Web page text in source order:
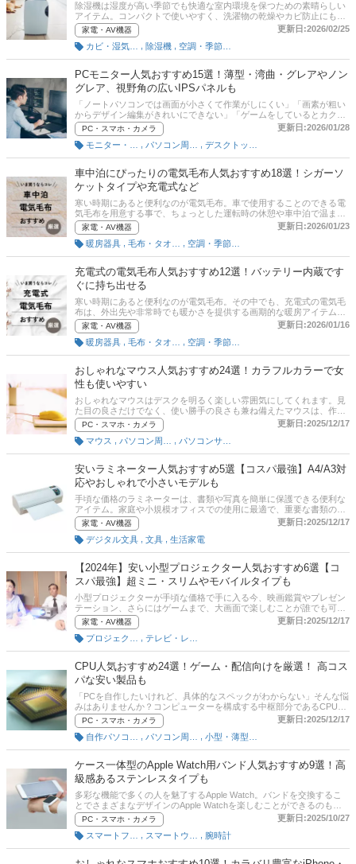
除湿機は湿度が高い季節でも快適な室内環境を保つための素晴らしい
アイテム。コンパクトで使いやすく、洗濯物の乾燥やカビ防止にも効
果的です。また、手頃な価格の商品であれば、一人暮らしにもぴった
り。そこでこの記事では、安い除湿機に注目しおすすめ商品を紹介し
ます。シャープやアイリスオーヤマなど人気メーカーの商品を中心に
ピックアップしました。後半には、比較一覧表や通販サイトの最新人
気ランキングもあるので、売れ筋や口コミとあわせてチェックしてみ
てください。
家電・AV機器
更新日:2026/02/25
除湿機
PCモニター人気おすすめ15選！薄型・湾曲・グレアやノン
グレア、視野角の広いIPSパネルも
「ノートパソコンでは画面が小さくて作業がしにくい」「画素が粗い
からデザイン編集がきれいにできない」「ゲームをしているとカクカ
クすることがある」上記のような点に悩み、新しいモニターの購入を
考えてはいませんか。実は、PCモニターは、大きく「PCモニター
（スタンダードモデル）」「4Kモニター」「ゲーミングモニター」の
3種類に分かれ、使用目的とモニターの基礎知識をおさえれば、使い
やすいモニターを選ぶことは難しくないんです。本記事では、IT・デ
ジタルライターの中山一弘さん取材のもと、薄型・湾曲・グレアやノ
ングレア、視野角の広いIPSパネルといったPCモニターの種類ごとの
選び方、そしておすすめ商品をご紹介。モニターの種類ごとの特徴を
比べつつ、画面サイズや解像度、液晶パネルの種類まで基礎知識を解
説後、種類別におすすめ商品を紹介しているので、納得感のある商品
選びができるはず。ぜひ本記事を参考に、自分にピッタリのPCモニタ
ーを見つけてくださいね。
PC・スマホ・カメラ
更新日:2026/01/28
車中泊にぴったりの電気毛布人気おすすめ18選！シガーソ
ケットタイプや充電式など
寒い時期にあると便利なのが電気毛布。車で使用することのできる電
気毛布を用意する事で、ちょっとした運転時の休憩や車中泊で温まる
ことができます。この記事では、車中泊にぴったりの電気毛布の魅力
とおすすめ商品を紹介します。この記事では、シガーソケットタイプ
やバッテリー内蔵の充電式、USB給電タイプの電気毛布を厳選したの
で参考にしてください。後半には、比較一覧表や通販サイトの最新人
気ランキングもあるので、売れ筋や口コミとあわせてチェックしてみ
ましょう。
家電・AV機器
更新日:2026/01/23
暖房器具
充電式の電気毛布人気おすすめ12選！バッテリー内蔵です
ぐに持ち出せる
寒い時期にあると便利なのが電気毛布。その中でも、充電式の電気毛
布は、外出先や非常時でも暖かさを提供する画期的な暖房アイテム。
バッテリーを内蔵しているので電気毛布だけを外に持ち出して使用す
る事ができます。この記事では、充電式の電気毛布の魅力とおすすめ
商品を厳選したので参考にしてください。アイリスオーヤマなどの人
気メーカーもピックアップ。後半には、比較一覧表や通販サイトの最
新人気ランキングもあるので、売れ筋や口コミとあわせてチェックし
てみましょう。
家電・AV機器
更新日:2026/01/16
暖房器具
おしゃれなマウス人気おすすめ24選！カラフルカラーで女
性も使いやすい
おしゃれなマウスはデスクを明るく楽しい雰囲気にしてくれます。見
た目の良さだけでなく、使い勝手の良さも兼ね備えたマウスは、作業
効率を上げてくれるだけでなく、気分も上げてくれる素敵なアイテム
です。この記事では、おしゃれなマウスの魅力とおすすめ商品を紹介
します。レイザーやロジクールなど人気メーカーを中心に、カラフル
なカラーバリエーションのマウスを厳選しています。記事の後半に
は、比較一覧表や通販サイトの最新人気ランキングもあるので、売れ
筋や口コミとあわせてチェックしてみてください。
PC・スマホ・カメラ
更新日:2025/12/17
マウス
安いラミネーター人気おすすめ5選【コスパ最強】A4/A3対
応やおしゃれで小さいモデルも
手頃な価格のラミネーターは、書類や写真を簡単に保護できる便利な
アイテム。家庭や小規模オフィスでの使用に最適で、重要な書類の保
存やクラフト活動に活躍します。この記事では安いラミネーターの魅
力とおすすめ商品を紹介します。アイリスオーヤマやナカバヤシなど
の人気メーカーのおすすめ商品をピックアップしました。後半には、
比較一覧表や通販サイトの最新人気ランキングもあるので、売れ筋や
口コミとあわせてチェックしてみてください。
家電・AV機器
更新日:2025/12/17
デジタル文具
文具 生活家電
【2024年】安い小型プロジェクター人気おすすめ6選【コ
スパ最強】超ミニ・スリムやモバイルタイプも
小型プロジェクターが手頃な価格で手に入る今、映画鑑賞やプレゼン
テーション、さらにはゲームまで、大画面で楽しむことが誰でも可能
になりました。この記事では、安い小型プロジェクターの選び方とお
すすめ商品をご紹介します。人気メーカーのアンカーやエプソン、LG
などのメーカーの安い小型プロジェクターを集めました。記事の後半
には、比較一覧表や通販サイトの最新人気ランキングもあるので、売
れ筋や口コミとあわせてチェックしてみてください。
家電・AV機器
更新日:2025/12/17
CPU人気おすすめ24選！ゲーム・配信向けを厳選！ 高コス
パな安い製品も
「PCを自作したいけれど、具体的なスペックがわからない」そんな悩
みはありませんか？コンピューターを構成する中枢部分であるCPU
は、主にIntel（インテル）とAMD（エーエムディー）から発売されて
いますが、スペック幅が多すぎて迷ってしまい、決めきれなくなりま
す。そこで本記事では、IT・デジタルライターの中山一弘さん取材の
もと、初心者向けにCPUの基礎知識や選び方、おすすめ商品を紹介し
ます。高コスパな安い製品からゲームや動画編集もサクサク行える高
性能な製品までピックアップ。後半には、比較一覧表や通販サイトの
最新人気ランキングもあるので、売れ筋や口コミとあわせてチェック
してみてください。
PC・スマホ・カメラ
更新日:2025/12/17
ケース一体型のApple Watch用バンド人気おすすめ9選！高
級感あるステンレスタイプも
多彩な機能で多くの人を魅了するApple Watch。バンドを交換するこ
とでさまざまなデザインのApple Watchを楽しむことができるのも特
徴の一つですが、ケース一体型のバンドもあることはご存じですか？
この記事では、ケース一体型のApple Watch バンドの選び方とおすす
め商品を紹介します。人気のエレコムの商品などを厳選しました。比
較一覧表や通販サイトの最新人気ランキングもありますので、売れ筋
や口コミをチェックしてみてください。
PC・スマホ・カメラ
更新日:2025/10/27
腕時計